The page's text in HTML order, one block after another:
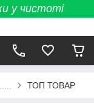
у чистоті
ТОП ТОВАР